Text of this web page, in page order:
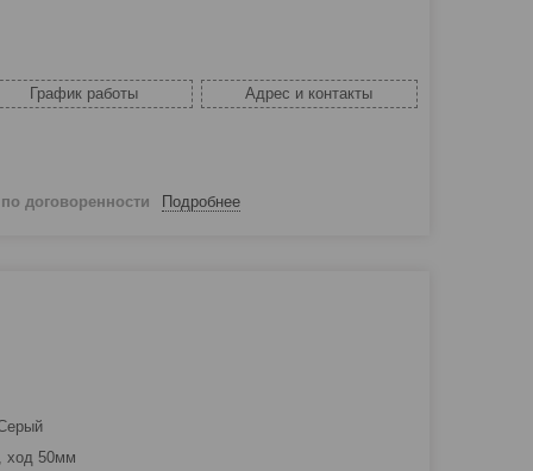
График работы Адрес и контакты
по договоренности Подробнее